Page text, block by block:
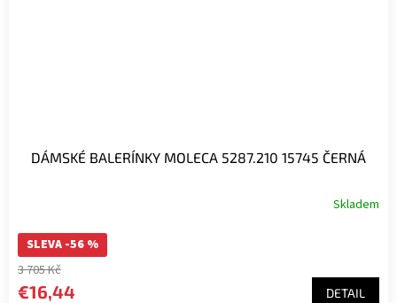
DÁMSKÉ BALERÍNKY MOLECA 5287.210 15745 ČERNÁ
Skladem
SLEVA -56 %
3 705 Kč
€16,44 DETAIL